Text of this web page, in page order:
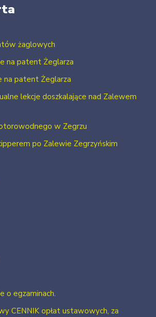
żaglowych
na patent Żeglarza
na patent Żeglarza
lekcje doszkalające nad Zalewem
w Zegrzu
po Zalewie Zegrzyńskim
o egzaminach.
CENNIK opłat ustawowych, za